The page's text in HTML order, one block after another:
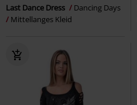
Last Dance Dress
Dancing Days
Mittellanges Kleid